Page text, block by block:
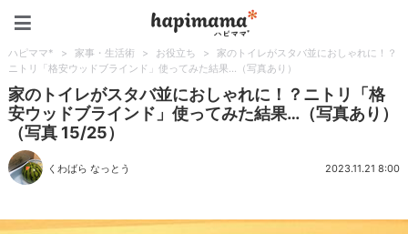
ハピママ* > 家事・生活術 > お役立ち >
家のトイレがスタバ並におしゃれに！？
ニトリ「格安ウッドブラインド」使ってみた結果…（写真あり）
家のトイレがスタバ並におしゃれに！？ニトリ「格
安ウッドブラインド」使ってみた結果…（写真あり）
（写真 15/25）
くわばら なっとう 2023.11.21 8:00